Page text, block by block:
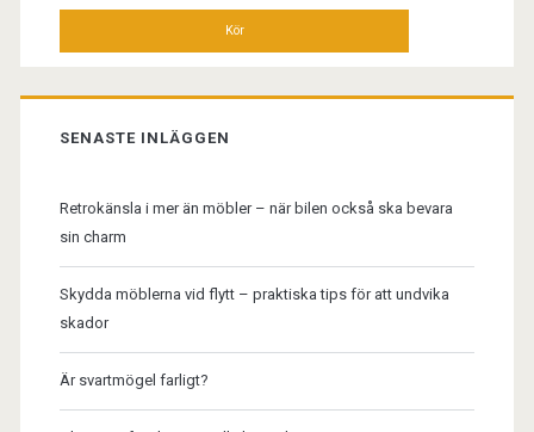
SENASTE INLÄGGEN
Retrokänsla i mer än möbler – när bilen också ska bevara
sin charm
Skydda möblerna vid flytt – praktiska tips för att undvika
skador
Är svartmögel farligt?